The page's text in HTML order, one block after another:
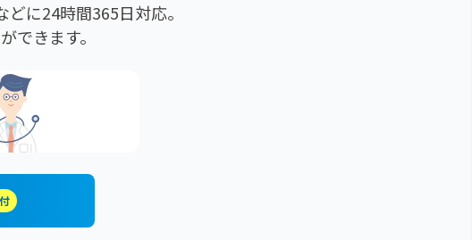
に24時間365日対応。
できます。